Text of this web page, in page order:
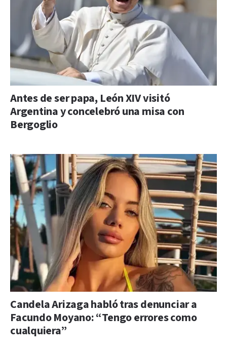
Antes de ser papa, León XIV visitó
Argentina y concelebró una misa con
Bergoglio
Candela Arizaga habló tras denunciar a
Facundo Moyano: “Tengo errores como
cualquiera”